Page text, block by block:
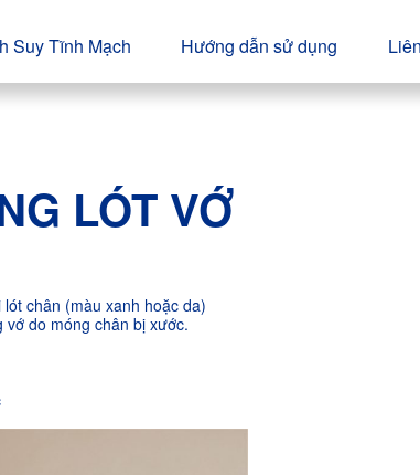
Suy Tĩnh Mạch Hướng dẫn sử dụng
LÓT VỚ
chân (màu xanh hoặc da)
do móng chân bị xước.